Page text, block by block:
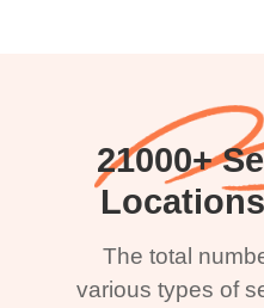
21000+
The total
various types of